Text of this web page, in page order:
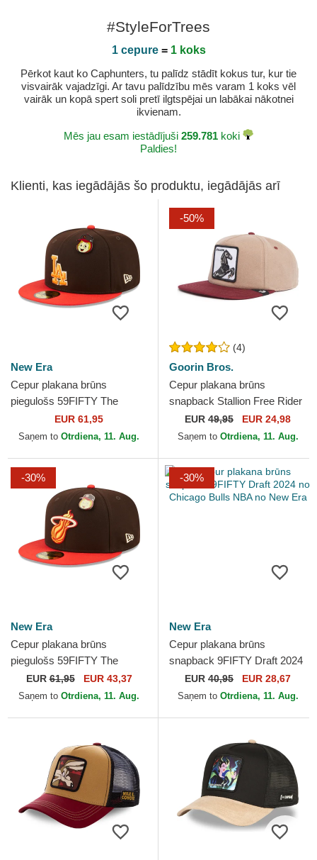
#StyleForTrees
1 cepure= 1 koks
Pērkot kaut ko Caphunters, tu palīdz stādīt kokus tur, kur tie
visvairāk vajadzīgi. Ar tavu palīdzību mēs varam 1 koks vēl
vairāk un kopā spert soli pretī ilgtspējai un labākai nākotnei
ikvienam.
Mēs jau esam iestādījuši 259.781 koki
Paldies!
Klienti, kas iegādājās šo produktu, iegādājās arī
New Era
Cepur plakana brūns
piegulošs 59FIFTY The
Elements Fire Pin no Los
Angeles Dodgers MLB no
EUR 61,95
Saņem to Otrdiena, 11. Aug.
-50%
(4)
Goorin Bros.
Cepur plakana brūns
snapback Stallion Free Rider
The Farm Flats The Farm no
Goorin Bros.
EUR 49,95 EUR 24,98
Saņem to Otrdiena, 11. Aug.
-30%
New Era
Cepur plakana brūns
piegulošs 59FIFTY The
Elements Fire Pin no Miami
Heat NBA no New Era
EUR61,95 EUR 43,37
Saņem to Otrdiena, 11. Aug.
-30%
New Era
Cepur plakana brūns
snapback 9FIFTY Draft 2024
no Chicago Bulls NBA no
New Era
EUR 40,95 EUR 28,67
Saņem to Otrdiena, 11. Aug.